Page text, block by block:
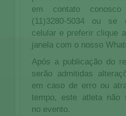
em contato
(11)3280-5034 ou se
celular e preferir clique
janela com o nosso
Após a publicação do
serão admitidas
em caso de erro ou
tempo, este atleta não
no evento.